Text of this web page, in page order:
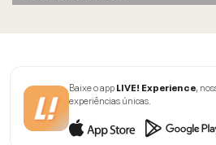
Baixe o appLIVE! Experience,
experiências únicas.